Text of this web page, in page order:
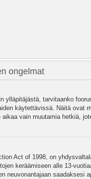
ongelmat
ylläpitäjästä, tarvitaanko
käytettävissä. Näitä ovat
vain muutamia hetkiä,
Act of 1998, on
keräämiseen alle 13-
neuvonantajaan saadaksesi